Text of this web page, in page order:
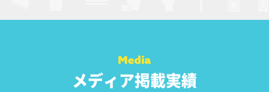
メディア掲載実績